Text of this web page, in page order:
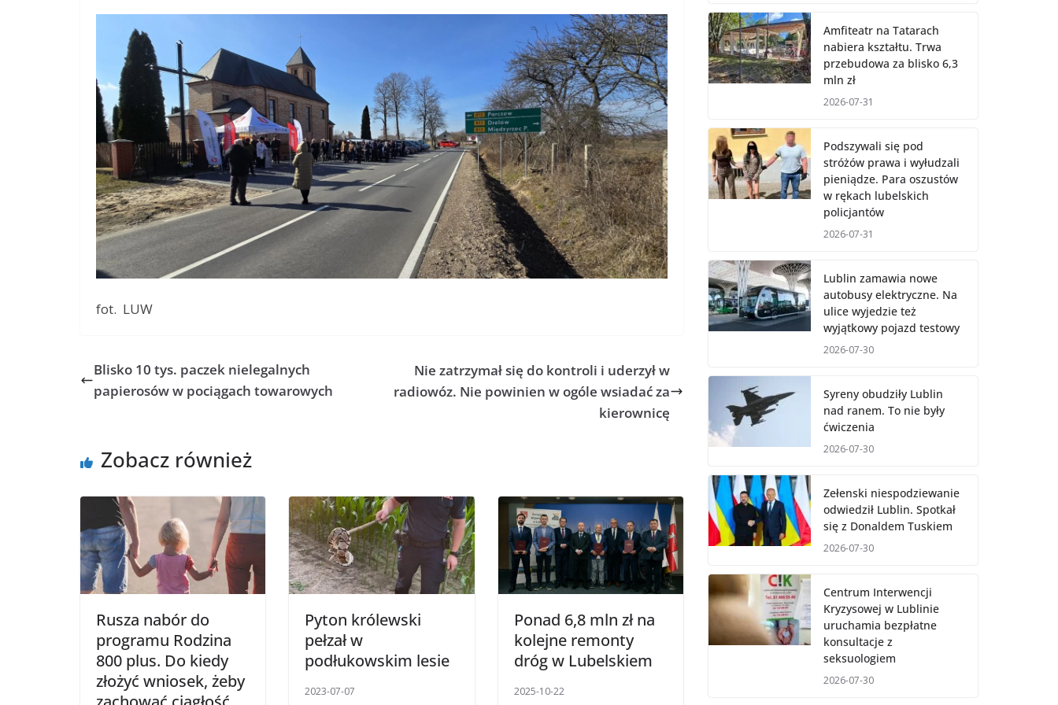
fot. LUW
Blisko 10 tys. paczek nielegalnych
papierosów w pociągach towarowych
Nie zatrzymał się do kontroli i uderzył w
radiowóz. Nie powinien w ogóle wsiadać za
kierownicę
Zobacz również
Rusza nabór do
programu Rodzina
800 plus. Do kiedy
złożyć wniosek, żeby
Pyton królewski
pełzał w
podłukowskim lesie
2023-07-07
Ponad 6,8 mln zł na
kolejne remonty
dróg w Lubelskiem
2025-10-22
Amfiteatr na Tatarach
nabiera kształtu. Trwa
przebudowa za blisko 6,3
mln zł
2026-07-31
Podszywali się pod
stróżów prawa i wyłudzali
pieniądze. Para oszustów
w rękach lubelskich
policjantów
2026-07-31
Lublin zamawia nowe
autobusy elektryczne. Na
ulice wyjedzie też
wyjątkowy pojazd testowy
2026-07-30
Syreny obudziły Lublin
nad ranem. To nie były
ćwiczenia
2026-07-30
Zełenski niespodziewanie
odwiedził Lublin. Spotkał
się z Donaldem Tuskiem
2026-07-30
Centrum Interwencji
Kryzysowej w Lublinie
uruchamia bezpłatne
konsultacje z
seksuologiem
2026-07-30